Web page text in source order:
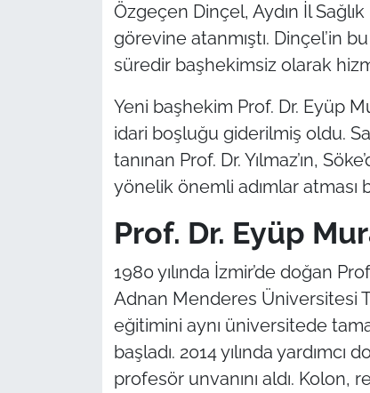
Özgeçen Dinçel, Aydın İl
görevine atanmıştı. Dinçel’in
süredir başhekimsiz olarak
Yeni başhekim Prof. Dr. Eyüp
idari boşluğu giderilmiş oldu.
tanınan Prof. Dr. Yılmaz’ın,
yönelik önemli adımlar atması
Prof. Dr. Eyüp
1980 yılında İzmir’de doğan
Adnan Menderes Üniversitesi
eğitimini aynı üniversitede
başladı. 2014 yılında yardımcı
profesör unvanını aldı. Kolon,